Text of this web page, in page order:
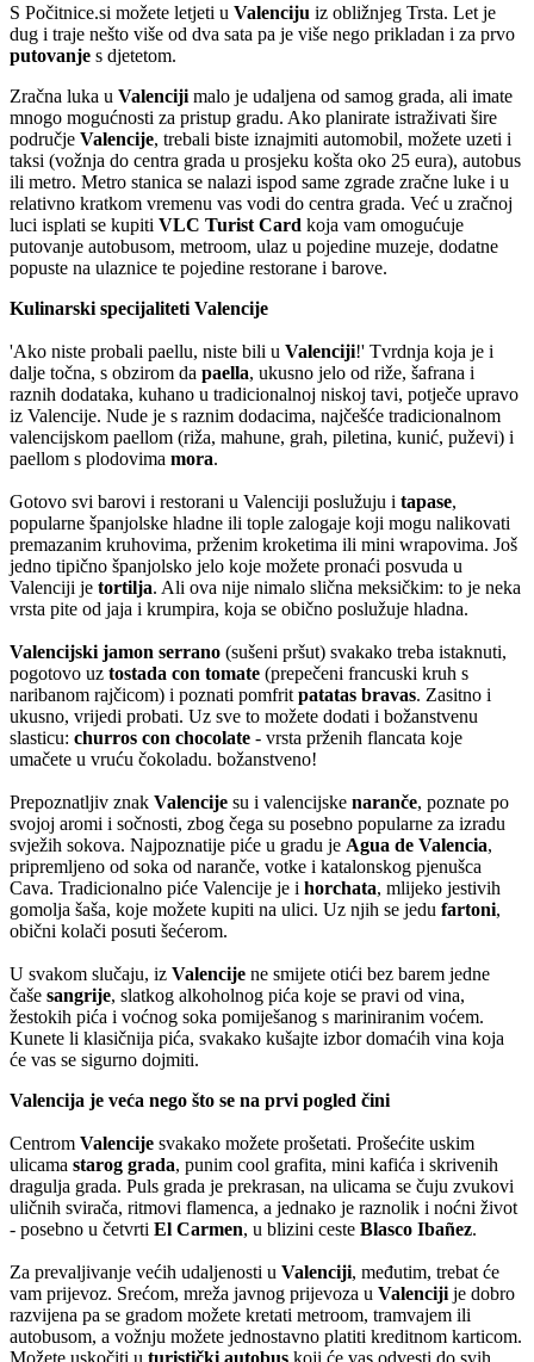
S Počitnice.si možete letjeti u Valenciju iz obližnjeg Trsta. Let je
dug i traje nešto više od dva sata pa je više nego prikladan i za prvo
putovanje s djetetom.
Zračna luka u Valenciji malo je udaljena od samog grada, ali imate
mnogo mogućnosti za pristup gradu. Ako planirate istraživati šire
područje Valencije, trebali biste iznajmiti automobil, možete uzeti i
taksi (vožnja do centra grada u prosjeku košta oko 25 eura), autobus
ili metro. Metro stanica se nalazi ispod same zgrade zračne luke i u
relativno kratkom vremenu vas vodi do centra grada. Već u zračnoj
luci isplati se kupiti VLC Turist Card koja vam omogućuje
putovanje autobusom, metroom, ulaz u pojedine muzeje, dodatne
popuste na ulaznice te pojedine restorane i barove.
Kulinarski specijaliteti Valencije
'Ako niste probali paellu, niste bili u Valenciji!' Tvrdnja koja je i
dalje točna, s obzirom da paella, ukusno jelo od riže, šafrana i
raznih dodataka, kuhano u tradicionalnoj niskoj tavi, potječe upravo
iz Valencije. Nude je s raznim dodacima, najčešće tradicionalnom
valencijskom paellom (riža, mahune, grah, piletina, kunić, puževi) i
paellom s plodovima mora.
Gotovo svi barovi i restorani u Valenciji poslužuju i tapase,
popularne španjolske hladne ili tople zalogaje koji mogu nalikovati
premazanim kruhovima, prženim kroketima ili mini wrapovima. Još
jedno tipično španjolsko jelo koje možete pronaći posvuda u
Valenciji je tortilja. Ali ova nije nimalo slična meksičkim: to je neka
vrsta pite od jaja i krumpira, koja se obično poslužuje hladna.
Valencijski jamon serrano (sušeni pršut) svakako treba istaknuti,
pogotovo uz tostada con tomate (prepečeni francuski kruh s
naribanom rajčicom) i poznati pomfrit patatas bravas. Zasitno i
ukusno, vrijedi probati. Uz sve to možete dodati i božanstvenu
slasticu: churros con chocolate - vrsta prženih flancata koje
umačete u vruću čokoladu. božanstveno!
Prepoznatljiv znak Valencije su i valencijske naranče, poznate po
svojoj aromi i sočnosti, zbog čega su posebno popularne za izradu
svježih sokova. Najpoznatije piće u gradu je Agua de Valencia,
pripremljeno od soka od naranče, votke i katalonskog pjenušca
Cava. Tradicionalno piće Valencije je i horchata, mlijeko jestivih
gomolja šaša, koje možete kupiti na ulici. Uz njih se jedu fartoni,
obični kolači posuti šećerom.
U svakom slučaju, iz Valencije ne smijete otići bez barem jedne
čaše sangrije, slatkog alkoholnog pića koje se pravi od vina,
žestokih pića i voćnog soka pomiješanog s mariniranim voćem.
Kunete li klasičnija pića, svakako kušajte izbor domaćih vina koja
će vas se sigurno dojmiti.
Valencija je veća nego što se na prvi pogled čini
Centrom Valencije svakako možete prošetati. Prošećite uskim
ulicama starog grada, punim cool grafita, mini kafića i skrivenih
dragulja grada. Puls grada je prekrasan, na ulicama se čuju zvukovi
uličnih svirača, ritmovi flamenca, a jednako je raznolik i noćni život
- posebno u četvrti El Carmen, u blizini ceste Blasco Ibañez.
Za prevaljivanje većih udaljenosti u Valenciji, međutim, trebat će
vam prijevoz. Srećom, mreža javnog prijevoza u Valenciji je dobro
razvijena pa se gradom možete kretati metroom, tramvajem ili
autobusom, a vožnju možete jednostavno platiti kreditnom karticom.
Možete uskočiti u turistički autobus koji će vas odvesti do svih